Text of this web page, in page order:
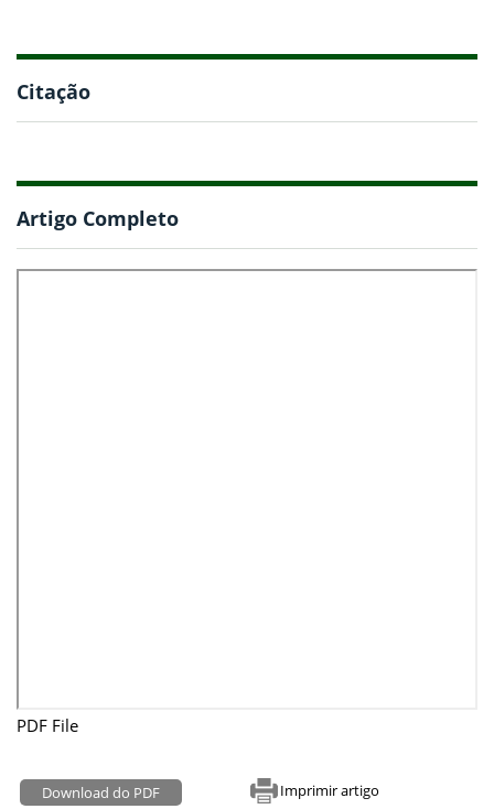
Citação
Artigo Completo
PDF File
Download do PDF Imprimir artigo